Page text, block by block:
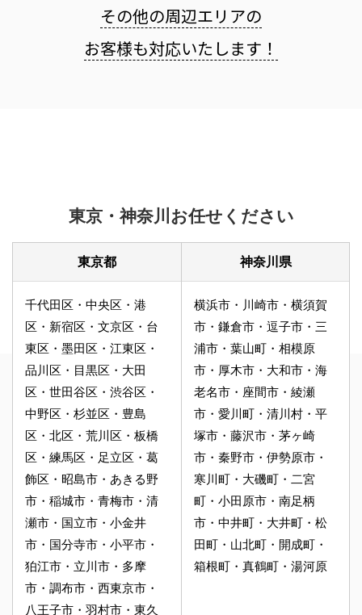
その他の周辺エリアの
お客様も対応いたします！
東京・神奈川お任せください
東京都
千代田区・中央区・港
区・新宿区・文京区・台
東区・墨田区・江東区・
品川区・目黒区・大田
区・世田谷区・渋谷区・
中野区・杉並区・豊島
区・北区・荒川区・板橋
区・練馬区・足立区・葛
飾区・昭島市・あきる野
市・稲城市・青梅市・清
瀬市・国立市・小金井
市・国分寺市・小平市・
狛江市・立川市・多摩
市・調布市・西東京市・
八王子市・羽村市・東久
神奈川県
横浜市・川崎市・横須賀
市・鎌倉市・逗子市・三
浦市・葉山町・相模原
市・厚木市・大和市・海
老名市・座間市・綾瀬
市・愛川町・清川村・平
塚市・藤沢市・茅ヶ崎
市・秦野市・伊勢原市・
寒川町・大磯町・二宮
町・小田原市・南足柄
市・中井町・大井町・松
田町・山北町・開成町・
箱根町・真鶴町・湯河原